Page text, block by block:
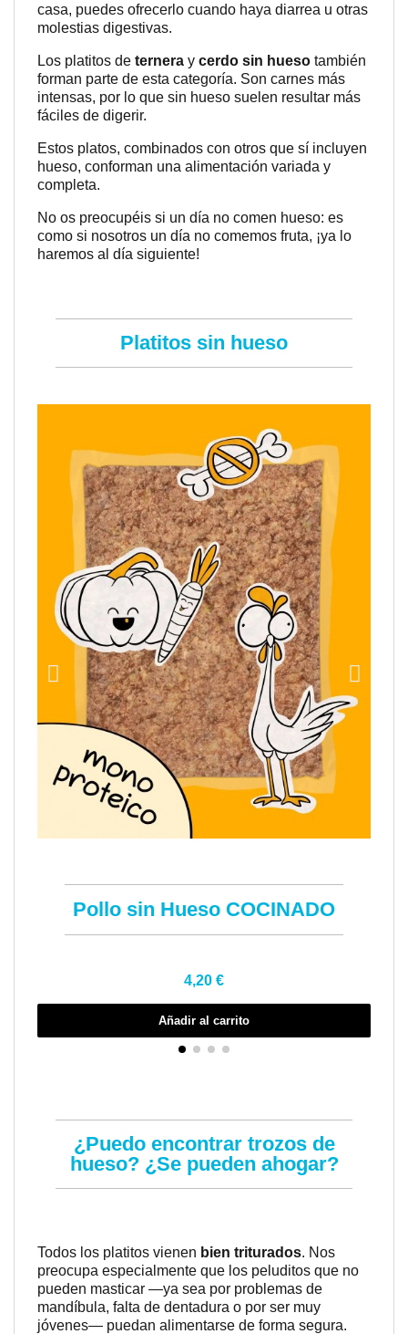
casa, puedes ofrecerlo cuando haya diarrea u otras
molestias digestivas.
Los platitos de ternera y cerdo sin hueso también
forman parte de esta categoría. Son carnes más
intensas, por lo que sin hueso suelen resultar más
fáciles de digerir.
Estos platos, combinados con otros que sí incluyen
hueso, conforman una alimentación variada y
completa.
No os preocupéis si un día no comen hueso: es
como si nosotros un día no comemos fruta, ¡ya lo
haremos al día siguiente!
Platitos sin hueso
Pollo sin Hueso COCINADO
4,20 €
Añadir al carrito
¿Puedo encontrar trozos de
hueso? ¿Se pueden ahogar?
Todos los platitos vienen bien triturados. Nos
preocupa especialmente que los peluditos que no
pueden masticar —ya sea por problemas de
mandíbula, falta de dentadura o por ser muy
jóvenes— puedan alimentarse de forma segura.